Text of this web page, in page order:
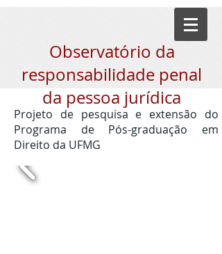
Observatório da
responsabilidade penal
da pessoa jurídica
Projeto de pesquisa e extensão do
Programa de Pós-graduação em
Direito da UFMG